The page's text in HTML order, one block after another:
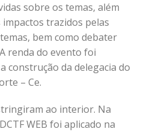
sobre os temas, além
trazidos pelas
bem como debater
renda do evento foi
construção da delegacia do
– Ce.
ao interior. Na
WEB foi aplicado na